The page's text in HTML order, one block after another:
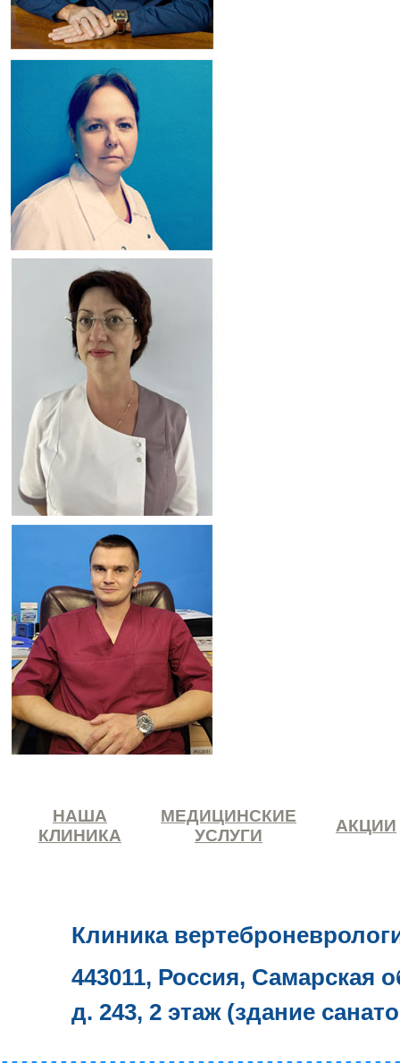
НАША
КЛИНИКА
МЕДИЦИНСКИЕ
УСЛУГИ
АКЦИИ
Клиника
443011, Россия, Самарская
д. 243, 2 этаж (здание